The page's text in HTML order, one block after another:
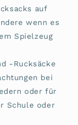
auf
wenn es
Spielzeug
-Rucksäcke
bei
oder für
Schule oder